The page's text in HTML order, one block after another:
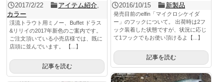
2017/2/22 アイテム紹介,
カラー
渓流トラウト用ミノー、Buffet ドラス
&リリイの2017年新色のご案内です。
ご注文頂いている小売店様では、既に
店頭に並んでいます。 【...】
記事を読む
2016/10/15 新製品
発売目前のelfin「マイクロシケイダ
ー」のフックについて。 出荷時は2フ
ック装着した状態ですが、状況に応じ
て1フックでもお使い頂けるよ【...】
記事を読む